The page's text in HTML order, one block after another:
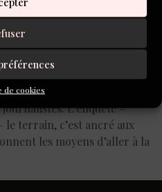
de cookies
d’écrivains ont été, et
L’enquête –
terrain, c’est ancré aux
les moyens d’aller à la